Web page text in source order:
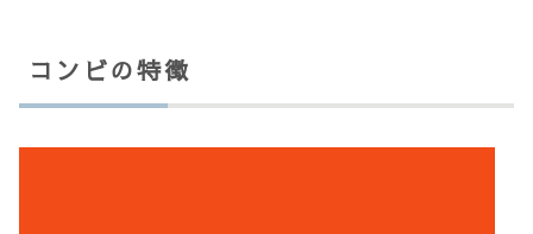
コンビの特徴